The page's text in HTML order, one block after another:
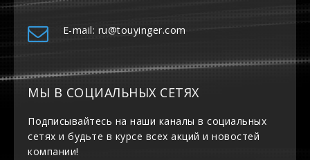
E-mail: ru@touyinger.com
МЫ В СОЦИАЛЬНЫХ СЕТЯХ
Подписывайтесь на наши каналы в социальных
сетях и будьте в курсе всех акций и новостей
компании!